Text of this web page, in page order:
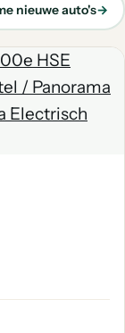
nieuwe auto's→